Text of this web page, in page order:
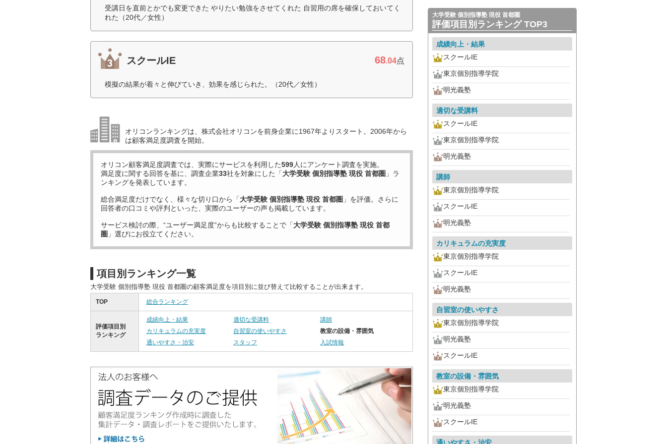
受講日を直前とかでも変更できた やりたい勉強をさせてくれた 自習用の席を確保しておいてく
れた（20代／女性）
スクールIE 68.04点
模擬の結果が着々と伸びていき、効果を感じられた。（20代／女性）
オリコンランキングは、株式会社オリコンを前身企業に1967年よりスタート。2006年から
は顧客満足度調査を開始。
オリコン顧客満足度調査では、実際にサービスを利用した599人にアンケート調査を実施。
満足度に関する回答を基に、調査企業33社を対象にした「大学受験 個別指導塾 現役 首都圏 」ラ
ンキングを発表しています。
総合満足度だけでなく、様々な切り口から「大学受験 個別指導塾 現役 首都圏 」を評価。さらに
回答者の口コミや評判といった、実際のユーザーの声も掲載しています。
サービス検討の際、“ユーザー満足度”からも比較することで「大学受験 個別指導塾 現役 首都
圏 」選びにお役立てください。
項目別ランキング一覧
大学受験 個別指導塾 現役 首都圏の顧客満足度を項目別に並び替えて比較することが出来ます。
TOP 総合ランキング
評価項目別
ランキング
成績向上・結果 適切な受講料
講師
カリキュラムの充実度
自習室の使いやすさ
教室の設備・雰囲気
通いやすさ・治安
スタッフ 入試情報
大学受験 個別指導塾 現役 首都圏
評価項目別ランキング TOP3
成績向上・結果
スクールIE
東京個別指導学院
明光義塾
適切な受講料
スクールIE
東京個別指導学院
明光義塾
講師
東京個別指導学院
スクールIE
明光義塾
カリキュラムの充実度
東京個別指導学院
スクールIE
明光義塾
自習室の使いやすさ
東京個別指導学院
明光義塾
スクールIE
教室の設備・雰囲気
東京個別指導学院
明光義塾
スクールIE